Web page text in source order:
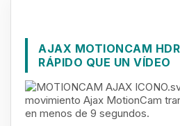
AJAX MOTIONCAM
RÁPIDO QUE UN VÍDEO
movimiento Ajax MotionCam
en menos de 9 segundos.